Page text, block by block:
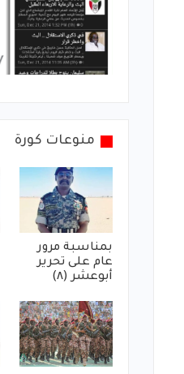
منوعات كورة
بمناسبة مرور
عام على تحرير
أبوعشر (٨)